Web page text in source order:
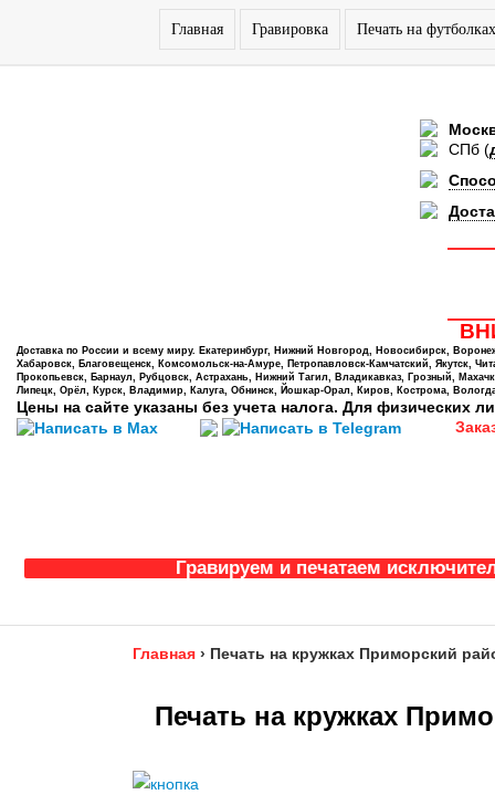
Главная Гравировка Печать на футболках
СПб (
Доставка по России и всему миру. Екатеринбург, Нижний Новгород, Новосибирск,
Хабаровск, Благовещенск, Комсомольск-на-Амуре, Петропавловск-Камчатский, Якутск,
Прокопьевск, Барнаул, Рубцовск, Астрахань, Нижний Тагил, Владикавказ, Грозный,
Липецк, Орёл, Курск, Владимир, Калуга, Обнинск, Йошкар-Орал, Киров, Кострома,
Цены на сайте указаны без учета налога. Для физических
Гравируем и печатаем
Главная › Печать на кружках Приморский
Печать на кружках